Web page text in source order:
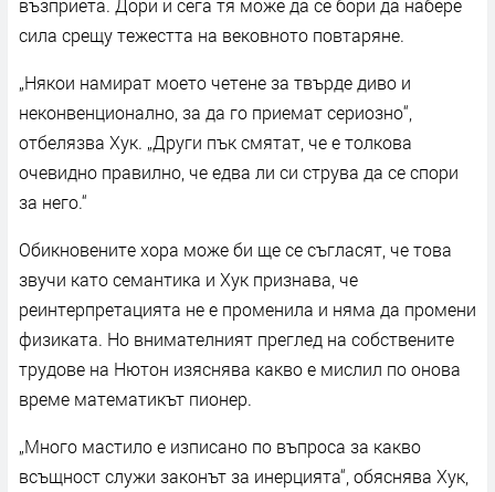
възприета. Дори и сега тя може да се бори да набере
сила срещу тежестта на вековното повтаряне.
„Някои намират моето четене за твърде диво и
неконвенционално, за да го приемат сериозно“,
отбелязва Хук. „Други пък смятат, че е толкова
очевидно правилно, че едва ли си струва да се спори
за него.“
Обикновените хора може би ще се съгласят, че това
звучи като семантика и Хук признава, че
реинтерпретацията не е променила и няма да промени
физиката. Но внимателният преглед на собствените
трудове на Нютон изяснява какво е мислил по онова
време математикът пионер.
„Много мастило е изписано по въпроса за какво
всъщност служи законът за инерцията“, обяснява Хук,